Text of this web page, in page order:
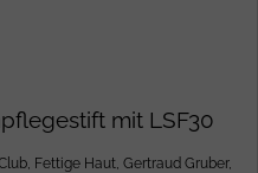
mit LSF30
Fettige Haut Gertraud Gruber,